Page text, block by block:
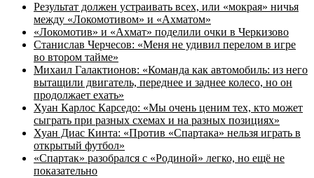
Результат должен устраивать всех, или «мокрая» ничья
между «Локомотивом» и «Ахматом»
«Локомотив» и «Ахмат» поделили очки в Черкизово
Станислав Черчесов: «Меня не удивил перелом в игре
во втором тайме»
Михаил Галактионов: «Команда как автомобиль: из него
вытащили двигатель, переднее и заднее колесо, но он
продолжает ехать»
Хуан Карлос Карседо: «Мы очень ценим тех, кто может
сыграть при разных схемах и на разных позициях»
Хуан Диас Кинта: «Против «Спартака» нельзя играть в
открытый футбол»
«Спартак» разобрался с «Родиной» легко, но ещё не
показательно